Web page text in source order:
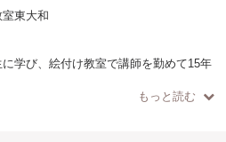
東大和
学び、絵付け教室で講師を勤めて15年
もっと読む